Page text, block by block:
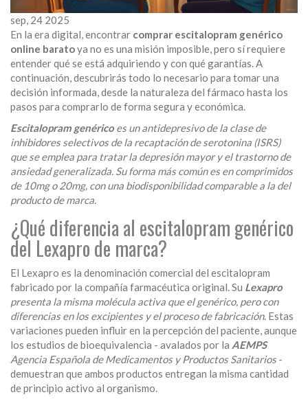
sep, 24 2025
En la era digital, encontrar comprar escitalopram genérico
online baratoya no es una misión imposible, pero sí requiere
entender qué se está adquiriendo y con qué garantías. A
continuación, descubrirás todo lo necesario para tomar una
decisión informada, desde la naturaleza del fármaco hasta los
pasos para comprarlo de forma segura y económica.
Escitalopram genérico es unantidepresivo de la clase de
inhibidores selectivos de la recaptación de serotonina (ISRS)
que se emplea para tratar la depresión mayory eltrastorno de
ansiedad generalizada. Su forma más común es en comprimidos
de 10mg o 20mg, con una biodisponibilidad comparable a la del
producto de marca.
¿Qué diferencia al escitalopram genérico
del Lexapro de marca?
El Lexapro es la denominación comercial del escitalopram
fabricado por la compañía farmacéutica original. Su Lexapro
presenta la misma molécula activa que el genérico, pero con
diferencias en los excipientes y el proceso de fabricación. Estas
variaciones pueden influir en la percepción del paciente, aunque
los estudios de bioequivalencia - avalados por la AEMPS
Agencia Española de Medicamentos y Productos Sanitarios-
demuestran que ambos productos entregan la misma cantidad
de principio activo al organismo.